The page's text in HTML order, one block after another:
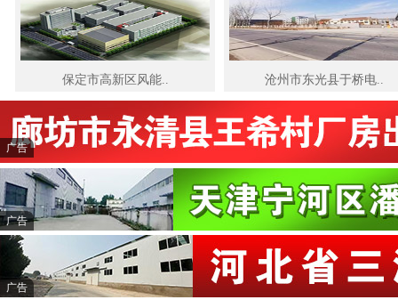
保定市高新区风能.. 沧州市东光县于桥电..
广告
广告
广告